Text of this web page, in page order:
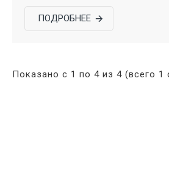
ПОДРОБНЕЕ
Показано с 1 по 4 из 4 (всего 1